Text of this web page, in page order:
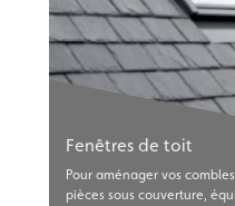
Fenêtres de toit
Pour aménager vos
pièces sous couverture,